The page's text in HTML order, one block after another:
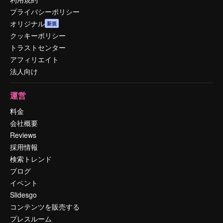
プライバシーポリシー
オリジナル 新規
クッキーポリシー
トラストセンター
アフィリエイト
法人向け
運営
料金
会社概要
Reviews
採用情報
検索トレンド
ブログ
イベント
Slidesgo
コンテンツを販売する
プレスルーム